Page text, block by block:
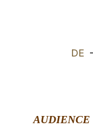
DE -
AUDIENCE